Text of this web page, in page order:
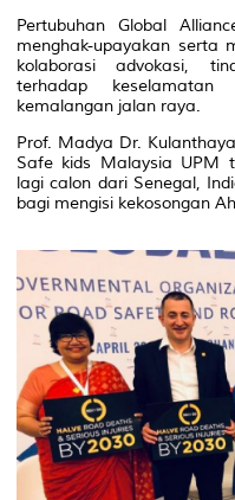
Pertubuhan Global
menghak-upayakan serta
kolaborasi advokasi,
terhadap
kemalangan jalan raya.
Prof. Madya Dr.
Safe kids Malaysia UPM
lagi calon dari Senegal,
bagi mengisi kekosongan